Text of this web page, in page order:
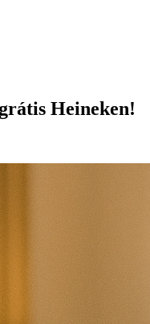
Heineken!